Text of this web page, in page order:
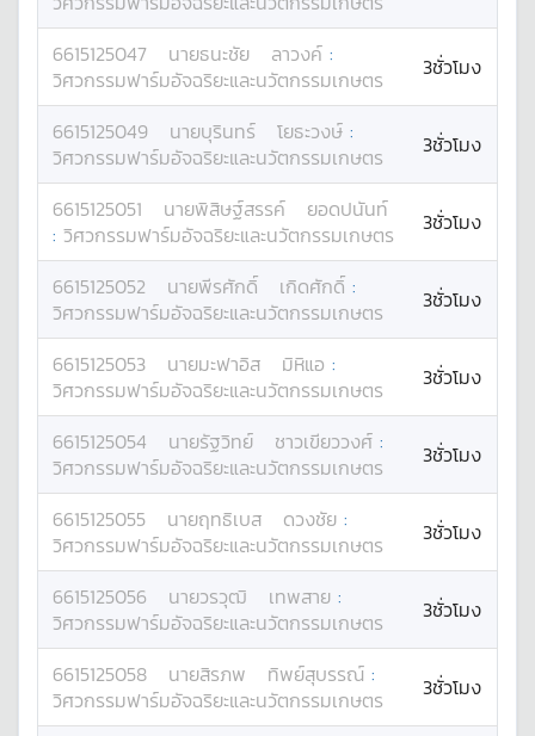
6615125047 นายธนะชัย ลาวงค์ :
วิศวกรรมฟาร์มอัจฉริยะและนวัตกรรมเกษตร
3ชั่วโมง
6615125049 นายบุรินทร์ โยธะวงษ์ :
วิศวกรรมฟาร์มอัจฉริยะและนวัตกรรมเกษตร
3ชั่วโมง
6615125051 นายพิสิษฐ์สรรค์
ยอดปนันท์
: วิศวกรรมฟาร์มอัจฉริยะและนวัตกรรมเกษตร 3ชั่วโมง
6615125052 นายพีรศักดิ์ เกิดศักดิ์ :
วิศวกรรมฟาร์มอัจฉริยะและนวัตกรรมเกษตร
3ชั่วโมง
6615125053 นายมะฟาอิส มิหิแอ :
วิศวกรรมฟาร์มอัจฉริยะและนวัตกรรมเกษตร
3ชั่วโมง
6615125054 นายรัฐวิทย์ ชาวเขียววงศ์ :
วิศวกรรมฟาร์มอัจฉริยะและนวัตกรรมเกษตร
3ชั่วโมง
6615125055 นายฤทธิเบส ดวงชัย :
วิศวกรรมฟาร์มอัจฉริยะและนวัตกรรมเกษตร
3ชั่วโมง
6615125056 นายวรวุฒิ เทพสาย :
วิศวกรรมฟาร์มอัจฉริยะและนวัตกรรมเกษตร
3ชั่วโมง
6615125058 นายสิรภพ ทิพย์สุบรรณ์ :
วิศวกรรมฟาร์มอัจฉริยะและนวัตกรรมเกษตร
3ชั่วโมง